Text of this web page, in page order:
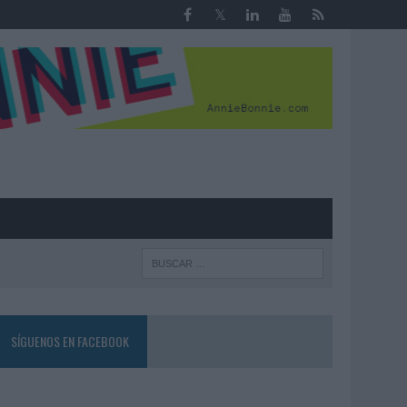
SÍGUENOS EN FACEBOOK